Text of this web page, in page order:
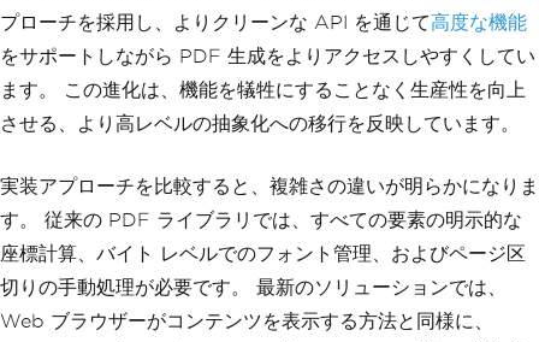
プローチを採用し、よりクリーンな API を通じて高度な機能
をサポートしながら PDF 生成をよりアクセスしやすくしてい
ます。 この進化は、機能を犠牲にすることなく生産性を向上
させる、より高レベルの抽象化への移行を反映しています。
実装アプローチを比較すると、複雑さの違いが明らかになりま
す。 従来の PDF ライブラリでは、すべての要素の明示的な
座標計算、バイト レベルでのフォント管理、およびページ区
切りの手動処理が必要です。 最新のソリューションでは、
Web ブラウザーがコンテンツを表示する方法と同様に、